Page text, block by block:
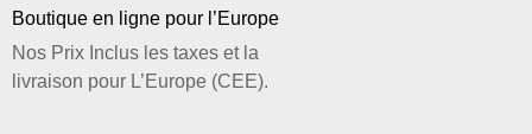
Boutique en ligne pour l’Europe
Nos Prix Inclus les taxes et la
livraison pour L’Europe (CEE).